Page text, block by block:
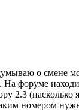
о смене
форуме
2.3
номером